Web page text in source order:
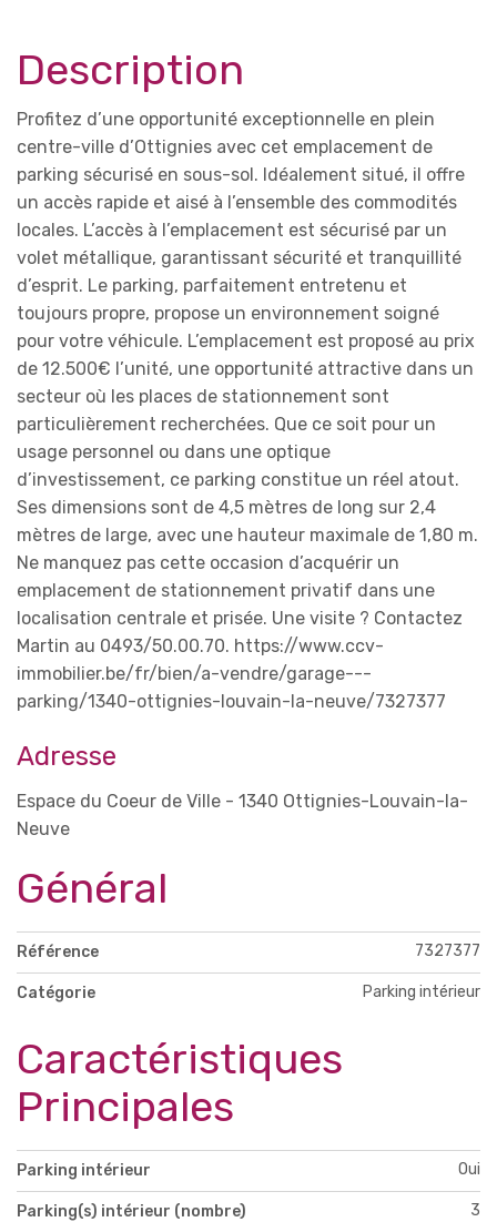
Description
Profitez d’une opportunité exceptionnelle en plein
centre-ville d’Ottignies avec cet emplacement de
parking sécurisé en sous-sol. Idéalement situé, il offre
un accès rapide et aisé à l’ensemble des commodités
locales. L’accès à l’emplacement est sécurisé par un
volet métallique, garantissant sécurité et tranquillité
d’esprit. Le parking, parfaitement entretenu et
toujours propre, propose un environnement soigné
pour votre véhicule. L’emplacement est proposé au prix
de 12.500€ l’unité, une opportunité attractive dans un
secteur où les places de stationnement sont
particulièrement recherchées. Que ce soit pour un
usage personnel ou dans une optique
d’investissement, ce parking constitue un réel atout.
Ses dimensions sont de 4,5 mètres de long sur 2,4
mètres de large, avec une hauteur maximale de 1,80 m.
Ne manquez pas cette occasion d’acquérir un
emplacement de stationnement privatif dans une
localisation centrale et prisée. Une visite ? Contactez
Martin au 0493/50.00.70. https://www.ccv-
immobilier.be/fr/bien/a-vendre/garage---
parking/1340-ottignies-louvain-la-neuve/7327377
Adresse
Espace du Coeur de Ville - 1340 Ottignies-Louvain-la-
Neuve
Général
Référence 7327377
Catégorie Parking intérieur
Caractéristiques
Principales
Parking intérieur Oui
Parking(s) intérieur (nombre) 3